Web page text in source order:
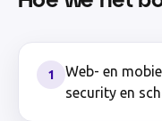
1
Web- en
security en